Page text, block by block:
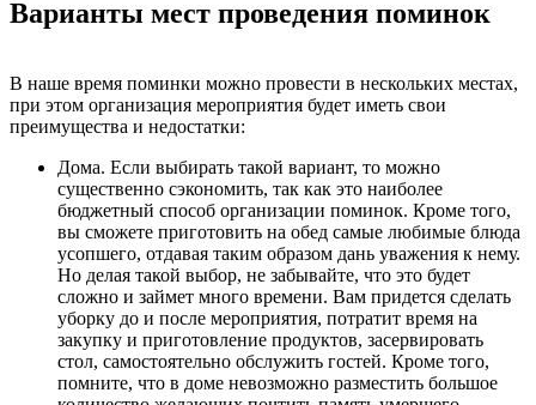
Варианты мест проведения поминок
В наше время поминки можно провести в нескольких местах,
при этом организация мероприятия будет иметь свои
преимущества и недостатки:
Дома. Если выбирать такой вариант, то можно
существенно сэкономить, так как это наиболее
бюджетный способ организации поминок. Кроме того,
вы сможете приготовить на обед самые любимые блюда
усопшего, отдавая таким образом дань уважения к нему.
Но делая такой выбор, не забывайте, что это будет
сложно и займет много времени. Вам придется сделать
уборку до и после мероприятия, потратит время на
закупку и приготовление продуктов, засервировать
стол, самостоятельно обслужить гостей. Кроме того,
помните, что в доме невозможно разместить большое